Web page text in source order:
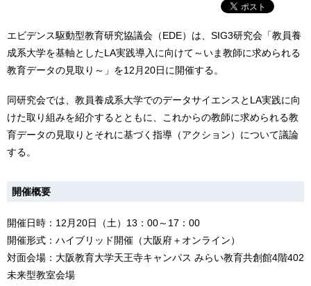
エビデンス駆動型教育研究協議会（EDE）は、SIG3研究会「教員養
成系大学を基軸としたLA実践導入に向けて～いま教師に求められる
教育データの見取り～」を12月20日に開催する。
同研究会では、教員養成系大学でのデータサイエンスとLA実践に向
けた取り組みを紹介するとともに、これからの教師に求められる教
育データの見取りとそれに基づく指導（アクション）について議論
する。
開催概要
開催日時：12月20日（土）13：00～17：00
開催形式：ハイブリッド開催（大阪府＋オンライン）
対面会場：大阪教育大学天王寺キャンパス みらい教育共創館4階402
未来型教室会場